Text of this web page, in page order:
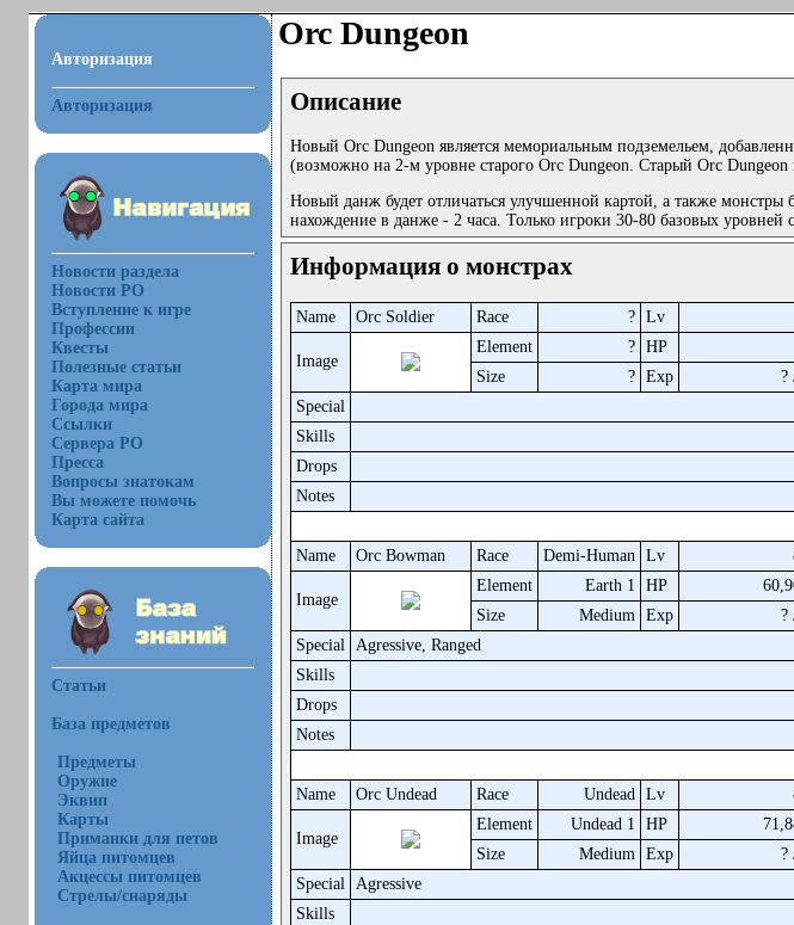
Авторизация
Авторизация
Новости раздела
Новости РО
Вступление к игре
Профессии
Квесты
Полезные статьи
Карта мира
Города мира
Ссылки
Сервера РО
Пресса
Вопросы знатокам
Вы можете помочь
Карта сайта
Статьи
База предметов
Предметы
Оружие
Эквип
Карты
Приманки для петов
Яйца питомцев
Акцессы питомцев
Стрелы/снаряды
Orc Dungeon
Описание
Новый Orc Dungeon является мемориальным подземельем,
(возможно на 2-м уровне старого Orc Dungeon. Старый Orc Dungeon
Новый данж будет отличаться улучшенной картой, а также
нахождение в данже - 2 часа. Только игроки 30-80 базовых уровней
Информация о монстрах
Name Orc Soldier Race ? Lv
Image
Element ? HP
Size
? Exp ?
Special
Skills
Drops
Notes
Name Orc Bowman Race Demi-Human Lv
Image
Element Earth 1 HP
Size
Medium Exp ?
Special
Agressive, Ranged
Skills
Drops
Notes
Name Orc Undead Race Undead Lv
Image
Element Undead 1 HP
Size
Medium Exp ?
Special
Agressive
Skills